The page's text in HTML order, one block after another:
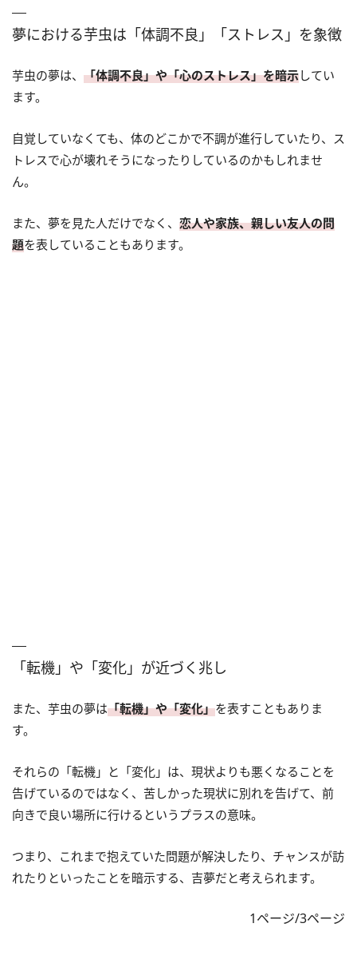
夢における芋虫は「体調不良」「ストレス」を象徴
芋虫の夢は、 「体調不良」や「心のストレス」を暗示してい
ます。
自覚していなくても、体のどこかで不調が進行していたり、ス
トレスで心が壊れそうになったりしているのかもしれませ
ん。
また、夢を見た人だけでなく、 恋人や家族、親しい友人の問
題を表していることもあります。
「転機」や「変化」が近づく兆し
また、芋虫の夢は「転機」や「変化」を表すこともありま
す。
それらの「転機」と「変化」は、現状よりも悪くなることを
告げているのではなく、苦しかった現状に別れを告げて、前
向きで良い場所に行けるというプラスの意味。
つまり、これまで抱えていた問題が解決したり、チャンスが訪
れたりといったことを暗示する、吉夢だと考えられます。
1ページ/3ページ